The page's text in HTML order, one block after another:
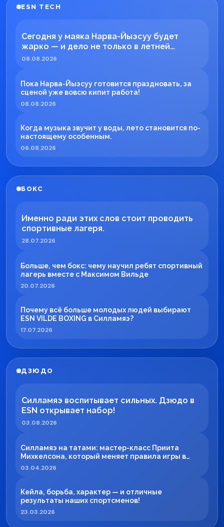
ESN TECH
Сегодня у маяка Нарва-Йыэсуу будет
жарко — и дело не только в летней
погоде!
08.08.2026
Пока Нарва-Йыэсуу готовится праздновать, за
сценой уже вовсю кипит работа!
08.08.2026
Когда музыка звучит у воды, лето становится по-
настоящему особенным.
06.08.2026
БОКС
Именно ради этих слов стоит проводить
спортивные лагеря.
28.07.2026
Больше, чем бокс: чему научил ребят спортивный
лагерь вместе с Максимом Вильде
20.07.2026
Почему всё больше молодых людей выбирают
ESN VILDE BOXING в Силламяэ?
17.07.2026
ДЗЮДО
Силламяэ воспитывает сильных. Дзюдо в
ESN открывает набор!
03.08.2026
Силламяэ на татами: мастер-класс Приита
Михкелсона, который меняет правила игры в
регионе
03.04.2026
Кейла, борьба, характер — и отличные
результаты наших спортсменов!
23.03.2026